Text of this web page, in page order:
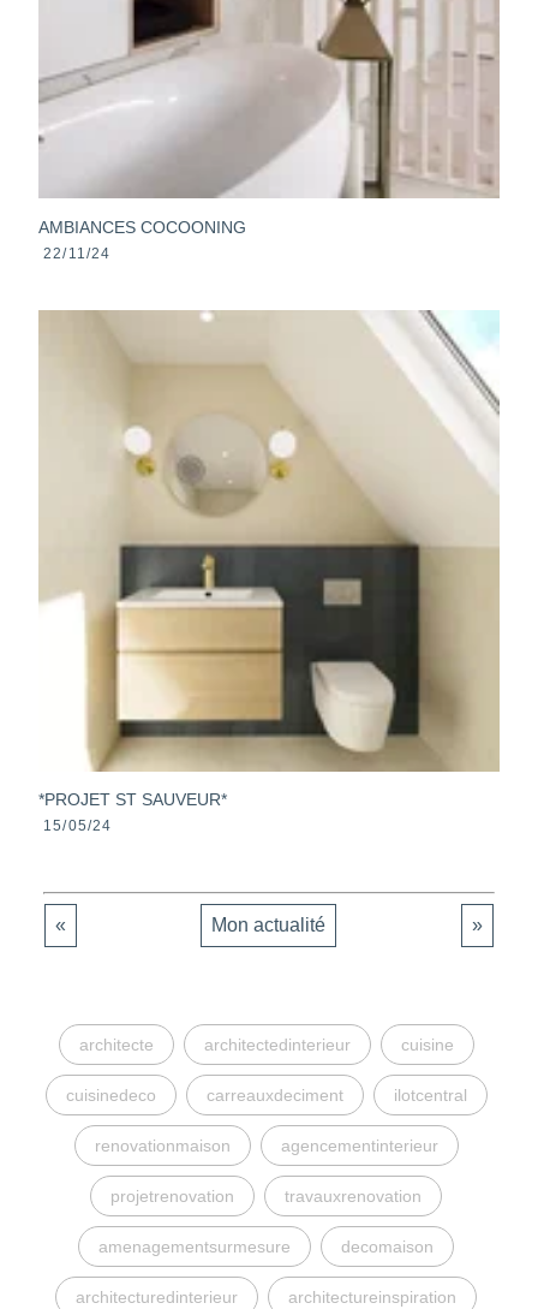
AMBIANCES COCOONING
22/11/24
*PROJET ST SAUVEUR*
15/05/24
« Mon actualité »
architecte architectedinterieur cuisine
cuisinedeco carreauxdeciment ilotcentral
renovationmaison agencementinterieur
projetrenovation travauxrenovation
amenagementsurmesure decomaison
architecturedinterieur architectureinspiration